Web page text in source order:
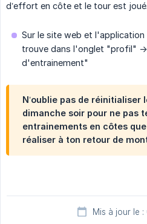
d’effort en côte et le tour est joué.
Sur le site web et
trouve dans l'onglet "profil" -
d'entrainement"
N’oublie pas de
dimanche soir pour ne pas
entrainements en côtes
réaliser à ton retour de
Mis à jour le